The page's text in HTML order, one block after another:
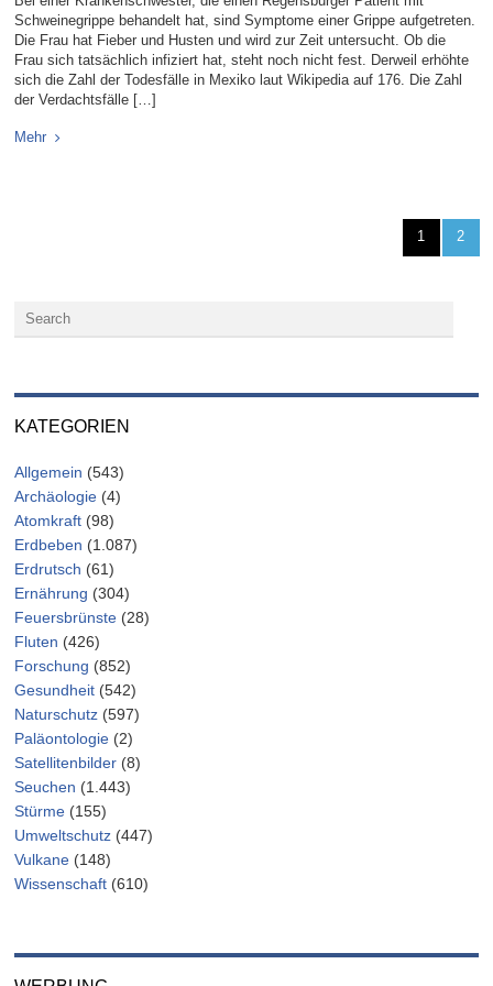
Schweinegrippe behandelt hat, sind Symptome einer Grippe aufgetreten.
Die Frau hat Fieber und Husten und wird zur Zeit untersucht. Ob die
Frau sich tatsächlich infiziert hat, steht noch nicht fest. Derweil erhöhte
sich die Zahl der Todesfälle in Mexiko laut Wikipedia auf 176. Die Zahl
der Verdachtsfälle […]
Mehr
1 2
KATEGORIEN
Allgemein (543)
Archäologie (4)
Atomkraft (98)
Erdbeben (1.087)
Erdrutsch (61)
Ernährung (304)
Feuersbrünste (28)
Fluten (426)
Forschung (852)
Gesundheit (542)
Naturschutz (597)
Paläontologie (2)
Satellitenbilder (8)
Seuchen (1.443)
Stürme (155)
Umweltschutz (447)
Vulkane (148)
Wissenschaft (610)